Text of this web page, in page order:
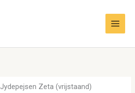
Jydepejsen Zeta (vrijstaand)